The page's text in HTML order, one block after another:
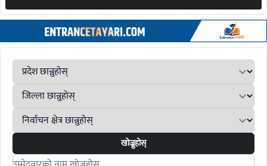
खोज्नुहोस्
Search candidates